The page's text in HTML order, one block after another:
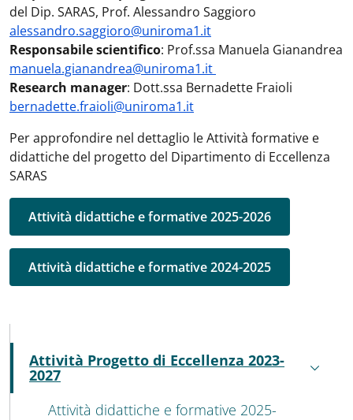
del Dip. SARAS, Prof. Alessandro Saggioro
alessandro.saggioro@uniroma1.it
Responsabile scientifico: Prof.ssa Manuela Gianandrea
manuela.gianandrea@uniroma1.it
Research manager: Dott.ssa Bernadette Fraioli
bernadette.fraioli@uniroma1.it
Per approfondire nel dettaglio le Attività formative e
didattiche del progetto del Dipartimento di Eccellenza
SARAS
Attività didattiche e formative 2025-2026
Attività didattiche e formative 2024-2025
MENU CEV SECOND NAVIGATION
Attività Progetto di Eccellenza 2023-
2027
Active
Attività didattiche e formative 2025-